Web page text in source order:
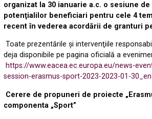
organizat la 30 ianuarie a.c. o sesiune
potenţialilor beneficiari pentru cele 4
recent în vederea acordării de granturi
Toate prezentările şi intervenţiile
deja disponibile pe pagina oficială a
https://www.eacea.ec.europa.eu/news-
session-erasmus-sport-2023-2023-01-30_en
Cerere de propuneri de proiecte
componenta „Sport”